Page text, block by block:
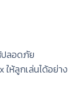
ปลอดภัย